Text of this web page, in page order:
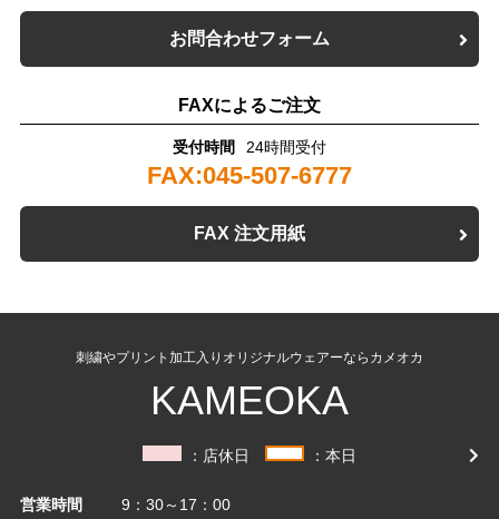
お問合わせフォーム
FAXによるご注文
受付時間 24時間受付
FAX:045-507-6777
FAX 注文用紙
刺繍やプリント加工入りオリジナルウェアーならカメオカ
KAMEOKA
：店休日 ：本日
営業時間 9：30～17：00